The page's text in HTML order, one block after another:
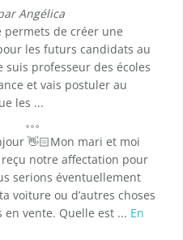
Angélica
permets de créer une
les futurs candidats au
suis professeur des écoles
et vais postuler au
les ...
👋🏻Mon mari et moi
reçu notre affectation pour
serions éventuellement
voiture ou d’autres choses
vente. Quelle est ... En